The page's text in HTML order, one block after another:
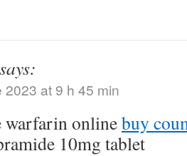
says:
2023 at 9 h 45 min
warfarin onlinebuy
10mg tablet